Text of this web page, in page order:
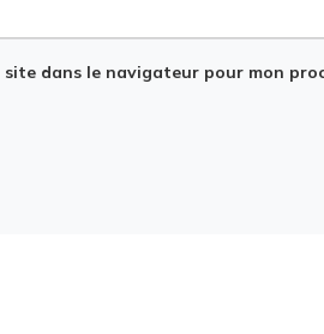
dans le navigateur pour mon